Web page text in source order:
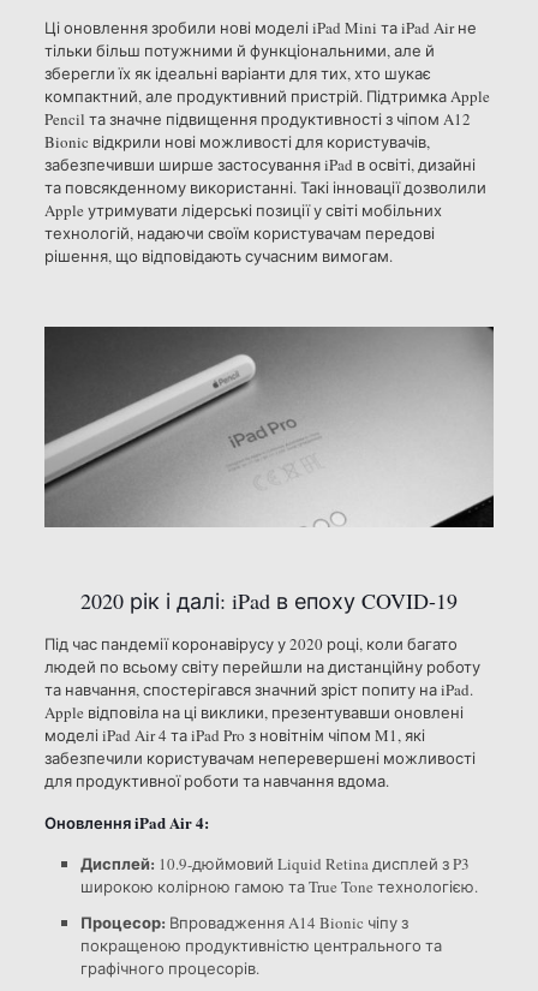
Ці оновлення зробили нові моделі iPad Mini та iPad Air не
тільки більш потужними й функціональними, але й
зберегли їх як ідеальні варіанти для тих, хто шукає
компактний, але продуктивний пристрій. Підтримка Apple
Pencil та значне підвищення продуктивності з чіпом A12
Bionic відкрили нові можливості для користувачів,
забезпечивши ширше застосування iPad в освіті, дизайні
та повсякденному використанні. Такі інновації дозволили
Apple утримувати лідерські позиції у світі мобільних
технологій, надаючи своїм користувачам передові
рішення, що відповідають сучасним вимогам.
2020 рік і далі: iPad в епоху COVID-19
Під час пандемії коронавірусу у 2020 році, коли багато
людей по всьому світу перейшли на дистанційну роботу
та навчання, спостерігався значний зріст попиту на iPad.
Apple відповіла на ці виклики, презентувавши оновлені
моделі iPad Air 4 та iPad Pro з новітнім чіпом M1, які
забезпечили користувачам неперевершені можливості
для продуктивної роботи та навчання вдома.
Оновлення iPad Air 4:
Дисплей: 10.9-дюймовий Liquid Retina дисплей з P3
широкою колірною гамою та True Tone технологією.
Процесор: Впровадження A14 Bionic чіпу з
покращеною продуктивністю центрального та
графічного процесорів.